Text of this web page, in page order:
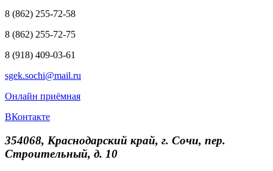
8 (862) 255-72-58
8 (862) 255-72-75
8 (918) 409-03-61
sgek.sochi@mail.ru
Онлайн приёмная
ВКонтакте
354068, Краснодарский край, г. Сочи, пер.
Строительный, д. 10